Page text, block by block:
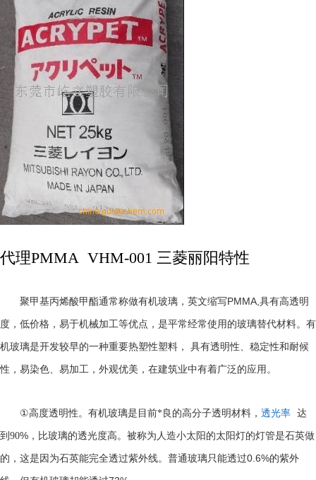
代理PMMA VHM-001 三菱丽阳特性
聚甲基丙烯酸甲酯通常称做有机玻璃，英文缩写PMMA, 具有高透明
度，低价格，易于机械加工等优点，是平常经常使用的玻璃替代材料。有
机玻璃是开发较早的一种重要热塑性塑料， 具有透明性、稳定性和耐候
性，易染色、易加工，外观优美，在建筑业中有着广泛的应用。
①高度透明性。有机玻璃是目前*良的高分子透明材料， 透光率 达
到 90% ，比玻璃的透光度高。被称为人造小太阳的太阳灯的灯管是石英做
的，这是因为石英能完全透过紫外线。普通玻璃只能透过0.6%的紫外